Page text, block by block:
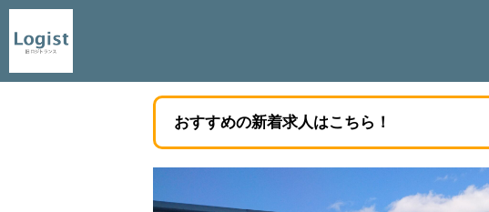
おすすめの新着求人はこちら！